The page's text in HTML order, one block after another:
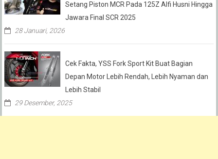
Setang Piston MCR Pada 125Z Alfi Husni Hingga
Jawara Final SCR 2025
28 Januari, 2026
Cek Fakta, YSS Fork Sport Kit Buat Bagian
Depan Motor Lebih Rendah, Lebih Nyaman dan
Lebih Stabil
29 Desember, 2025